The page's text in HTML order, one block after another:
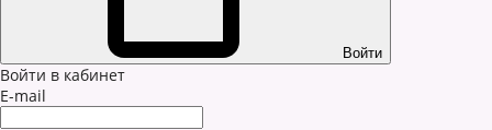
Войти
Войти в кабинет
E-mail